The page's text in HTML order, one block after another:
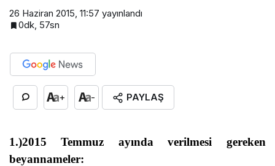
26 Haziran 2015, 11:57 yayınlandı
0dk, 57sn
+ - PAYLAŞ
1.)2015 Temmuz ayında verilmesi gereken
beyannameler: